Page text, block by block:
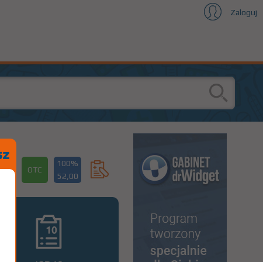
Zaloguj
OTC
100%
52,00